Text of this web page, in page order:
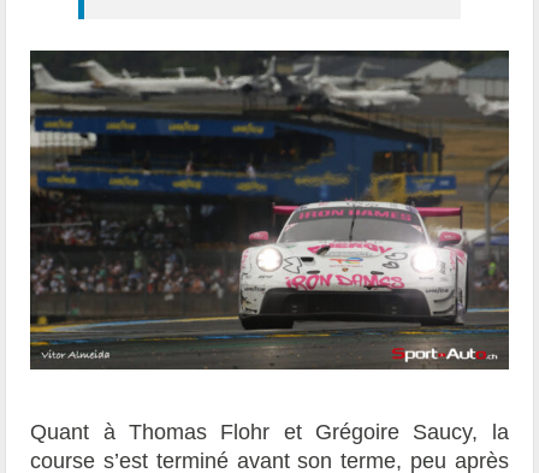
Quant à Thomas Flohr et Grégoire Saucy, la
course s’est terminé avant son terme, peu après